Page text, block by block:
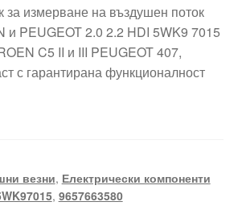
за измерване на въздушен поток
и PEUGEOT 2.0 2.2 HDI 5WK9 7015
C5 II и III PEUGEOT 407,
с гарантирана функционалност
везни, Електрически компоненти
, 9657663580